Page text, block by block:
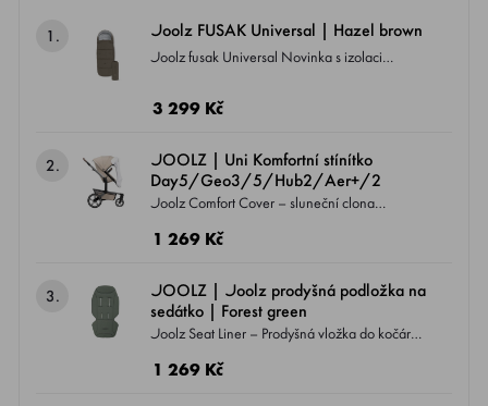
1. Joolz FUSAK Universal | Hazel brown
Joolz fusak Universal Novinka s izolaci
barvách Kompatibilní SE VŠEMI modely
AER2, AER+
3 299 Kč
2.
JOOLZ | Uni Komfortní stínítko
Day5/Geo3/5/Hub2/Aer+/2
Joolz Comfort Cover – sluneční clona
Zajišťuje dítěti klidné a chráněné prostředí v
1 269 Kč
3.
JOOLZ | Joolz prodyšná podložka na
sedátko | Forest green
Joolz Seat Liner – Prodyšná vložka do kočárku
Poskytuje dítěti větší pohodlí a lepší regulaci
1 269 Kč